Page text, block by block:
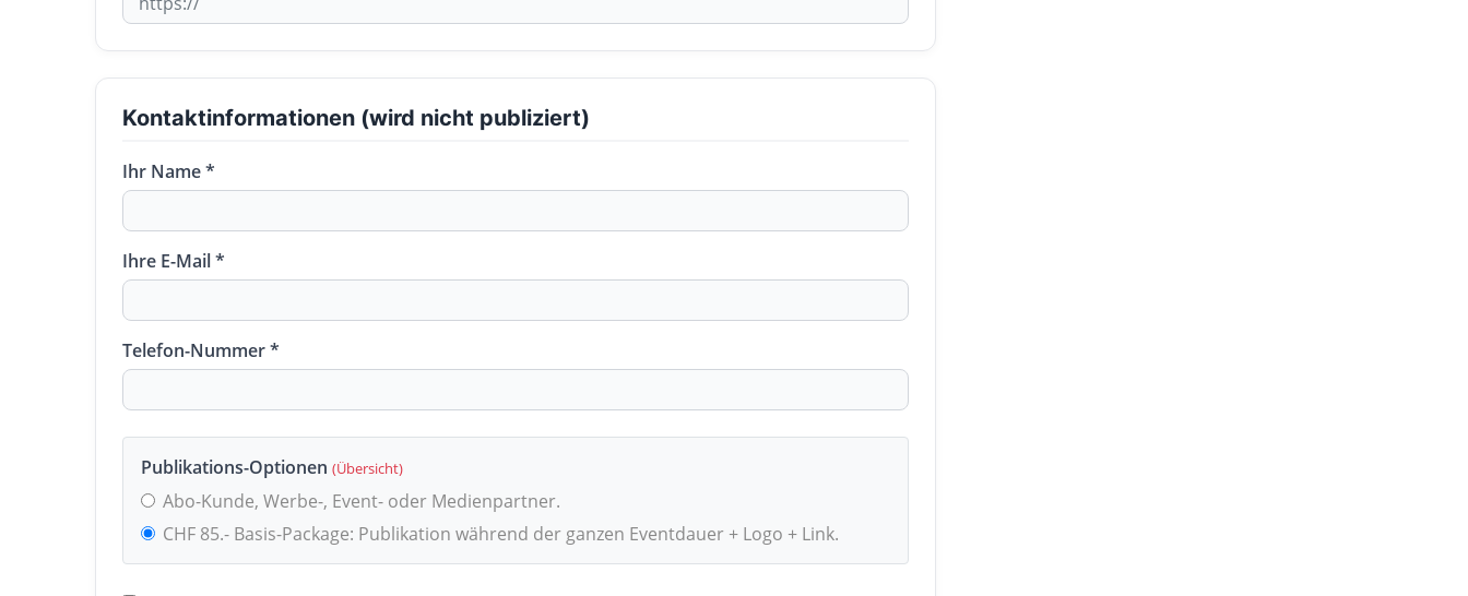
Kontaktinformationen (wird nicht publiziert)
Ihr Name *
Ihre E-Mail *
Telefon-Nummer *
Publikations-Optionen (Übersicht)
Abo-Kunde, Werbe-, Event- oder Medienpartner.
CHF 85.- Basis-Package: Publikation während der ganzen Eventdauer + Logo + Link.